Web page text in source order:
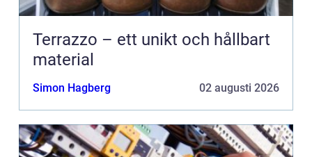
Terrazzo – ett unikt och hållbart
material
Simon Hagberg 02 augusti 2026